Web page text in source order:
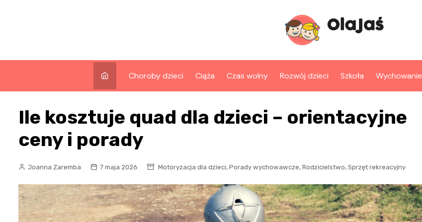
Choroby dzieci Ciąża Czas wolny Rozwój dzieci Szkoła Wychowanie
Ile kosztuje quad dla dzieci – orientacyjne
ceny i porady
Joanna Zaremba 7 maja 2026 Motoryzacja dla dzieci, Porady wychowawcze, Rodzicielstwo, Sprzęt rekreacyjny